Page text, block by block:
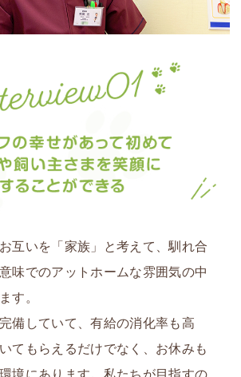
互いを「 家族 」と考えて、馴れ合
味でのアットホームな雰囲気の中
す。
備していて、有給の消化率も高
てもらえるだけでなく、お休みも
境にあります。私たちが目指すの